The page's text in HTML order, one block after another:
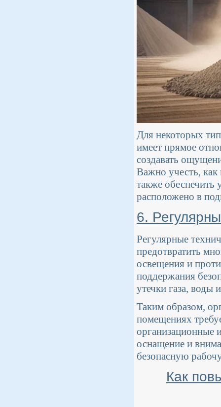
Для некоторых
имеет прямое
создавать
Важно учесть, как
также
расположено в
6.
Регулярные
предотвратить
освещения и
поддержания
утечки газа, воды
Таким образом,
помещениях
организационные
оснащение и
безопасную
Как